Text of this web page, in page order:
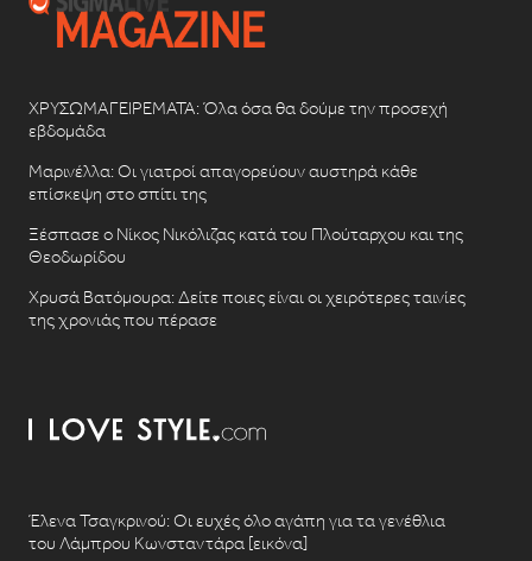
ΧΡΥΣΩΜΑΓΕΙΡΕΜΑΤΑ: Όλα όσα θα δούμε την προσεχή
εβδομάδα
Μαρινέλλα: Οι γιατροί απαγορεύουν αυστηρά κάθε
επίσκεψη στο σπίτι της
Ξέσπασε ο Νίκος Νικόλιζας κατά του Πλούταρχου και της
Θεοδωρίδου
Χρυσά Βατόμουρα: Δείτε ποιες είναι οι χειρότερες ταινίες
της χρονιάς που πέρασε
Έλενα Τσαγκρινού: Οι ευχές όλο αγάπη για τα γενέθλια
του Λάμπρου Κωνσταντάρα [εικόνα]